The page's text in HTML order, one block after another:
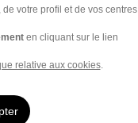
votre profil et de vos centres
en cliquant sur le lien
relative aux cookies.